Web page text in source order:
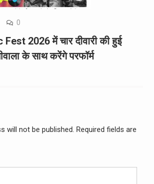
0
2026 में चार दीवारी की हुई
के साथ करेंगे परफॉर्म
will not be published. Required fields are